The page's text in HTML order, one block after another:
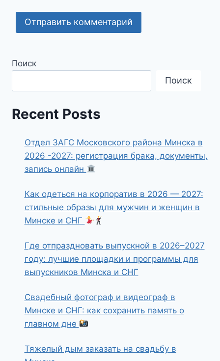
Поиск
Поиск
Recent Posts
Отдел ЗАГС Московского района Минска в
2026 -2027: регистрация брака, документы,
запись онлайн
Как одеться на корпоратив в 2026 — 2027:
стильные образы для мужчин и женщин в
Минске и СНГ
Где отпраздновать выпускной в 2026–2027
году: лучшие площадки и программы для
выпускников Минска и СНГ
Свадебный фотограф и видеограф в
Минске и СНГ: как сохранить память о
главном дне
Тяжелый дым заказать на свадьбу в